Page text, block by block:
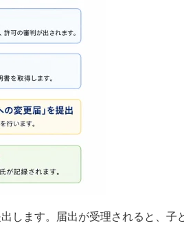
します。届出が受理されると、子